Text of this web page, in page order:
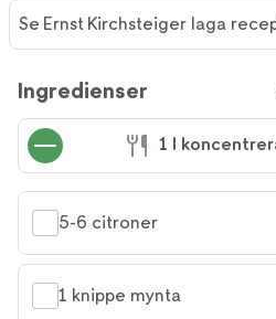
Se Ernst Kirchsteiger laga
Ingredienser
1 l
5-6 citroner
1 knippe mynta